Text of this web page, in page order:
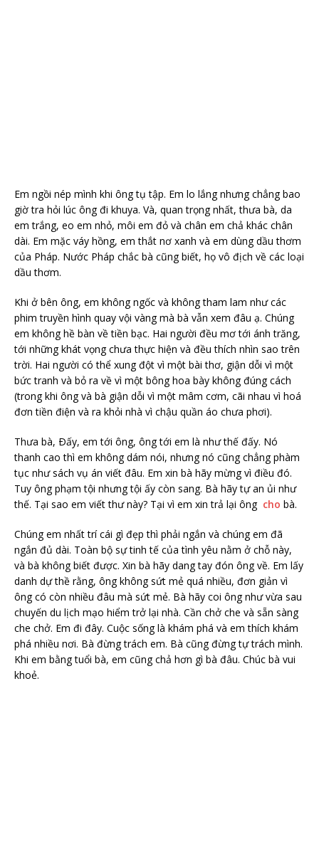
Em ngồi nép mình khi ông tụ tập. Em lo lắng nhưng chẳng bao
giờ tra hỏi lúc ông đi khuya. Và, quan trọng nhất, thưa bà, da
em trắng, eo em nhỏ, môi em đỏ và chân em chả khác chân
dài. Em mặc váy hồng, em thắt nơ xanh và em dùng dầu thơm
của Pháp. Nước Pháp chắc bà cũng biết, họ vô địch về các loại
dầu thơm.
Khi ở bên ông, em không ngốc và không tham lam như các
phim truyền hình quay vội vàng mà bà vẫn xem đâu ạ. Chúng
em không hề bàn về tiền bạc. Hai người đều mơ tới ánh trăng,
tới những khát vọng chưa thực hiện và đều thích nhìn sao trên
trời. Hai người có thể xung đột vì một bài thơ, giận dỗi vì một
bức tranh và bỏ ra về vì một bông hoa bày không đúng cách
(trong khi ông và bà giận dỗi vì một mâm cơm, cãi nhau vì hoá
đơn tiền điện và ra khỏi nhà vì chậu quần áo chưa phơi).
Thưa bà, Ðấy, em tới ông, ông tới em là như thế đấy. Nó
thanh cao thì em không dám nói, nhưng nó cũng chẳng phàm
tục như sách vụ án viết đâu. Em xin bà hãy mừng vì điều đó.
Tuy ông phạm tội nhưng tội ấy còn sang. Bà hãy tự an ủi như
thế. Tại sao em viết thư này? Tại vì em xin trả lại ông cho bà.
Chúng em nhất trí cái gì đẹp thì phải ngắn và chúng em đã
ngắn đủ dài. Toàn bộ sự tinh tế của tình yêu nằm ở chỗ này,
và bà không biết được. Xin bà hãy dang tay đón ông về. Em lấy
danh dự thề rằng, ông không sứt mẻ quá nhiều, đơn giản vì
ông có còn nhiều đâu mà sứt mẻ. Bà hãy coi ông như vừa sau
chuyến du lịch mạo hiểm trở lại nhà. Cần chở che và sẵn sàng
che chở. Em đi đây. Cuộc sống là khám phá và em thích khám
phá nhiều nơi. Bà đừng trách em. Bà cũng đừng tự trách mình.
Khi em bằng tuổi bà, em cũng chả hơn gì bà đâu. Chúc bà vui
khoẻ.